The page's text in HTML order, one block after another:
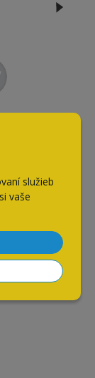
služieb
vaše